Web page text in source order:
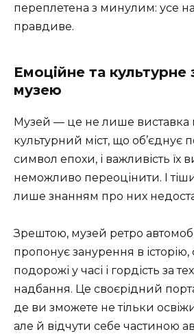
переплетена з минулим: усе
правдиве.
Емоційне та культурне
музею
Музей — це не лише
культурний міст, що об’єднує
символ епохи, і важливість їх
неможливо переоцінити. І
лише знанням про них
Зрештою, музей ретро
пропонує занурення в історію,
подорожі у часі і гордість за
надбання. Це своєрідний
де ви зможете не тільки
але й відчути себе частиною